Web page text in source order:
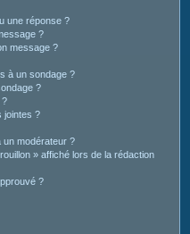
une réponse ?
?
message ?
à un sondage ?
?
?
jointes ?
un modérateur ?
» affiché lors de la rédaction
?